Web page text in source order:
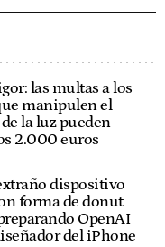
las multas a los
manipulen el
la luz pueden
2.000 euros
dispositivo
forma de donut
OpenAI
del iPhone